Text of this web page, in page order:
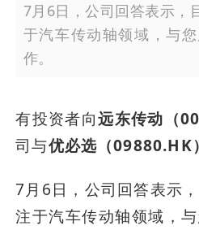
7月6日，公司回答表示，
于汽车传动轴领域，与
作。
有投资者向远东传动（
司与优必选（09880.HK
7月6日，公司回答表示
注于汽车传动轴领域，